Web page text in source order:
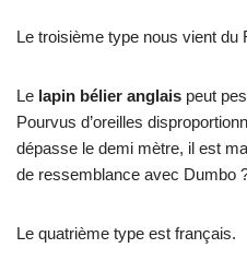
Le troisième type nous vient du
Le lapin bélier anglais peut
Pourvus d’oreilles
dépasse le demi mètre, il est
de ressemblance avec Dumbo
Le quatrième type est français.